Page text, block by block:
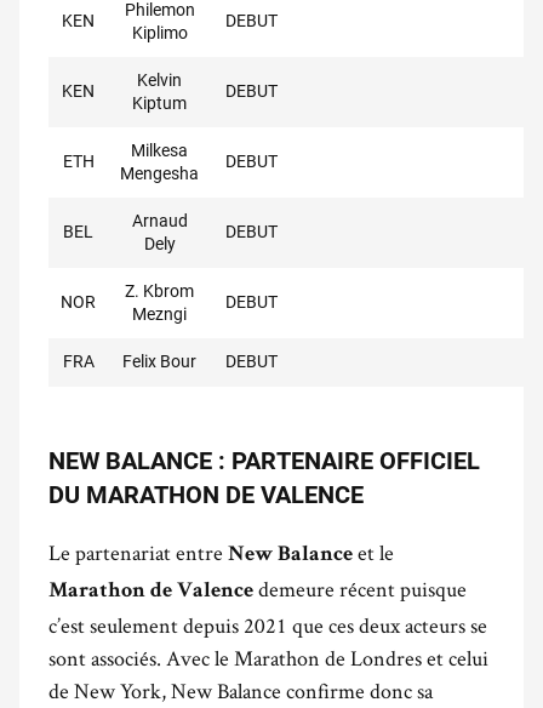
KEN
Philemon
Kiplimo
DEBUT
KEN
Kelvin
Kiptum
DEBUT
ETH
Milkesa
Mengesha
DEBUT
BEL
Arnaud
Dely
DEBUT
NOR
Z. Kbrom
Mezngi
DEBUT
FRA Felix Bour DEBUT
NEW BALANCE : PARTENAIRE OFFICIEL
DU MARATHON DE VALENCE
Le partenariat entre New Balance et le
Marathon de Valence demeure récent puisque
c’est seulement depuis 2021 que ces deux acteurs se
sont associés. Avec le Marathon de Londres et celui
de New York, New Balance confirme donc sa